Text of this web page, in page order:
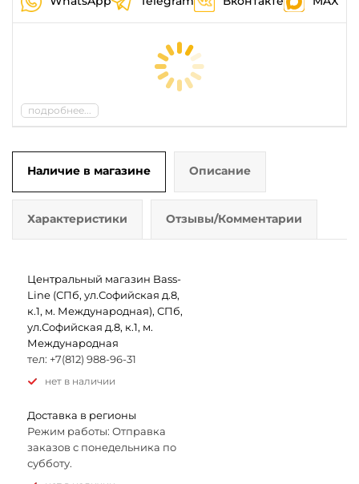
подробнее...
Наличие в магазине Описание
Характеристики Отзывы/Комментарии
Центральный магазин Bass-
Line (СПб, ул.Софийская д.8,
к.1, м. Международная), СПб,
ул.Софийская д.8, к.1, м.
Международная
тел: +7(812) 988-96-31
Нет в наличии
Доставка в регионы
Режим работы: Отправка
заказов с понедельника по
субботу.